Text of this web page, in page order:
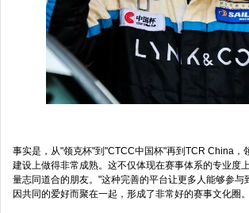
事实是，从"领克杯"到"CTCC中国杯"再到TCR China，
建设上做得非常成熟。这不仅体现在赛事体系的专业度
量志同道合的朋友。"这种完善的平台让更多人能够参与
因共同的爱好而聚在一起，形成了非常好的赛事文化圈